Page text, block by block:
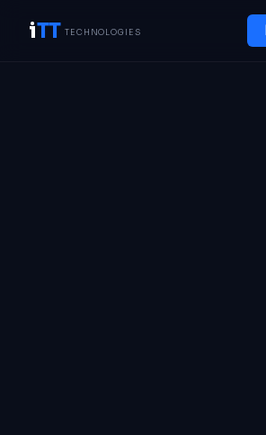
iTT TECHNOLOGIES